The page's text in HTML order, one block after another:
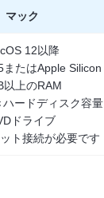
マック
12以降
またはApple Silicon
以上のRAM
ハードディスク容量
ドライブ
ト接続が必要です